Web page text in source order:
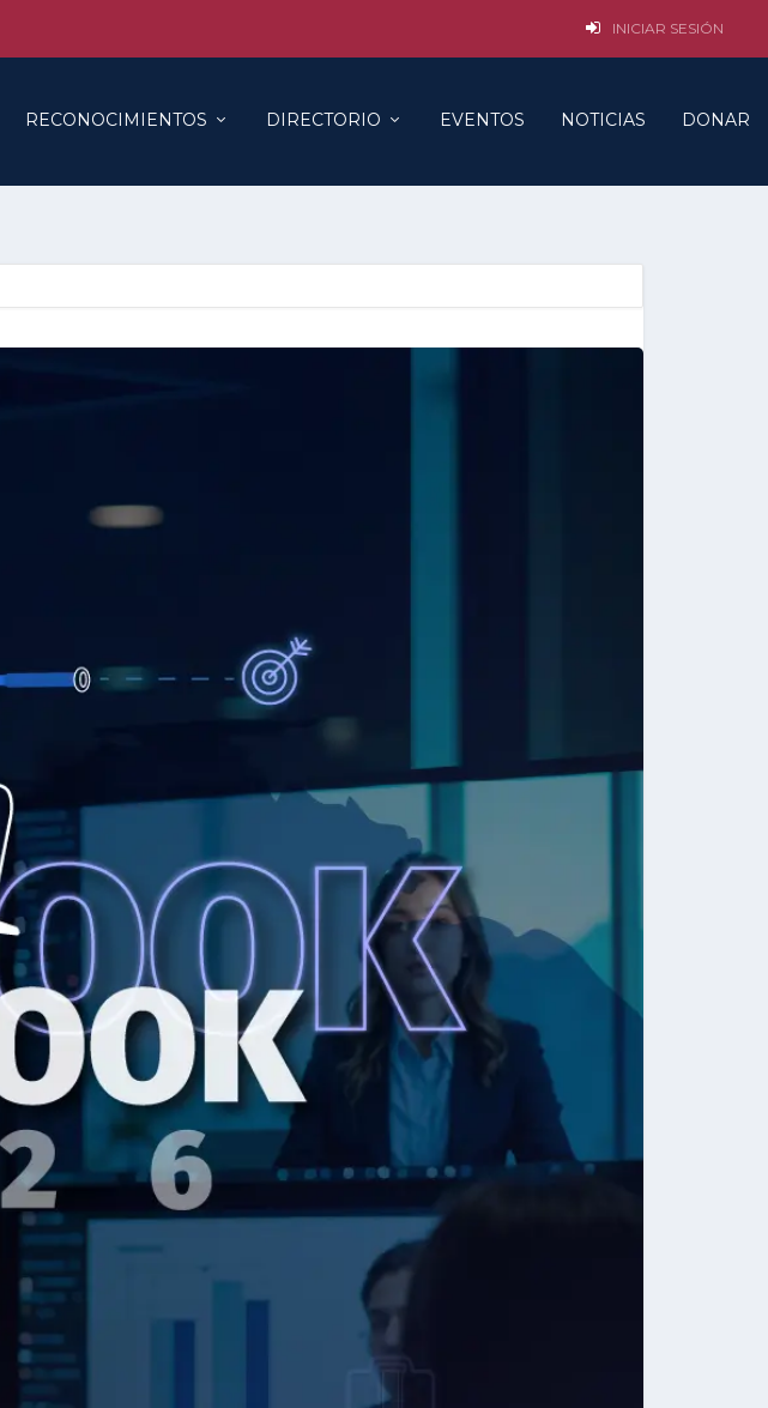
INICIAR SESIÓN
RECONOCIMIENTOS DIRECTORIO EVENTOS NOTICIAS DONAR